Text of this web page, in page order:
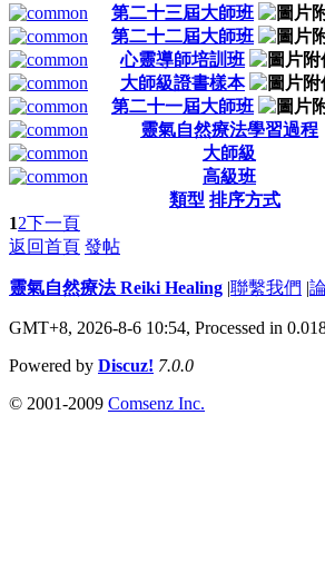
第二十三屆大師班
第二十二屆大師班
心靈導師培訓班
大師級證書樣本
第二十一屆大師班
靈氣自然療法學習過程
大師級
高級班
類型 排序方式
12下一頁
返回首頁 發帖
靈氣自然療法 Reiki Healing |聯繫我們 |
GMT+8, 2026-8-6 10:54, Processed in
Powered by Discuz! 7.0.0
© 2001-2009 Comsenz Inc.